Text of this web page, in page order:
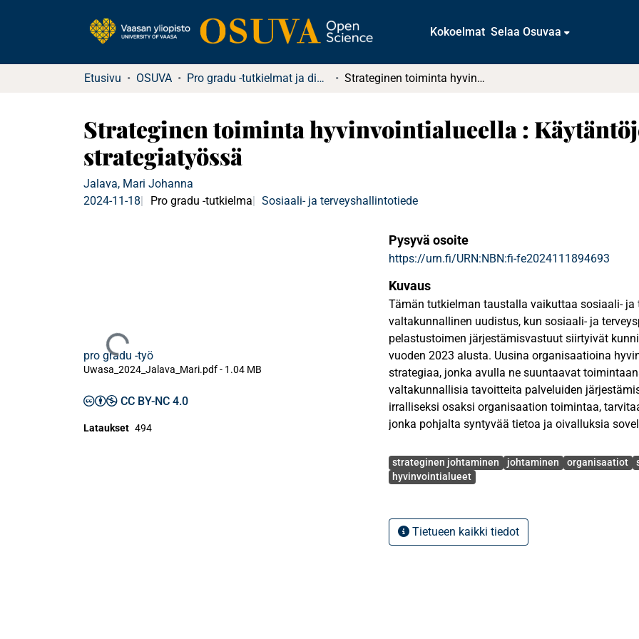
Kokoelmat Selaa Osuvaa
Etusivu OSUVA Pro gradu -tutkielmat ja diplomityöt Strateginen toiminta hyvinvointialueella : Käytäntöjen merkitys strategiatyössä
Strateginen toiminta hyvinvointialueella :
strategiatyössä
Jalava, Mari Johanna
2024-11-18
Pro gradu -tutkielma Sosiaali- ja terveyshallintotiede
Ladataan...
pro gradu -työ
Uwasa_2024_Jalava_Mari.pdf - 1.04 MB
CC BY-NC 4.0
Lataukset 494
Pysyvä osoite
https://urn.fi/URN:NBN:fi-fe2024111894693
Kuvaus
Tämän tutkielman taustalla vaikuttaa sosiaali- ja
valtakunnallinen uudistus, kun sosiaali- ja
pelastustoimen järjestämisvastuut siirtyivät
vuoden 2023 alusta. Uusina organisaatioina
strategiaa, jonka avulla ne suuntaavat
valtakunnallisia tavoitteita palveluiden
irralliseksi osaksi organisaation toimintaa,
jonka pohjalta syntyvää tietoa ja oivalluksia
Strategy as practice (SAP) -lähestymistavassa
toimintaa tarkastellaan käytännöistä käsin ja
toimintojen kautta vuorovaikutuksessa toisten
keskittyy organisaation mikrotason toimintoihin,
Avainsanat
strateginen johtaminen johtaminen organisaatiot
hyvinvointialueet
Tietueen kaikki tiedot